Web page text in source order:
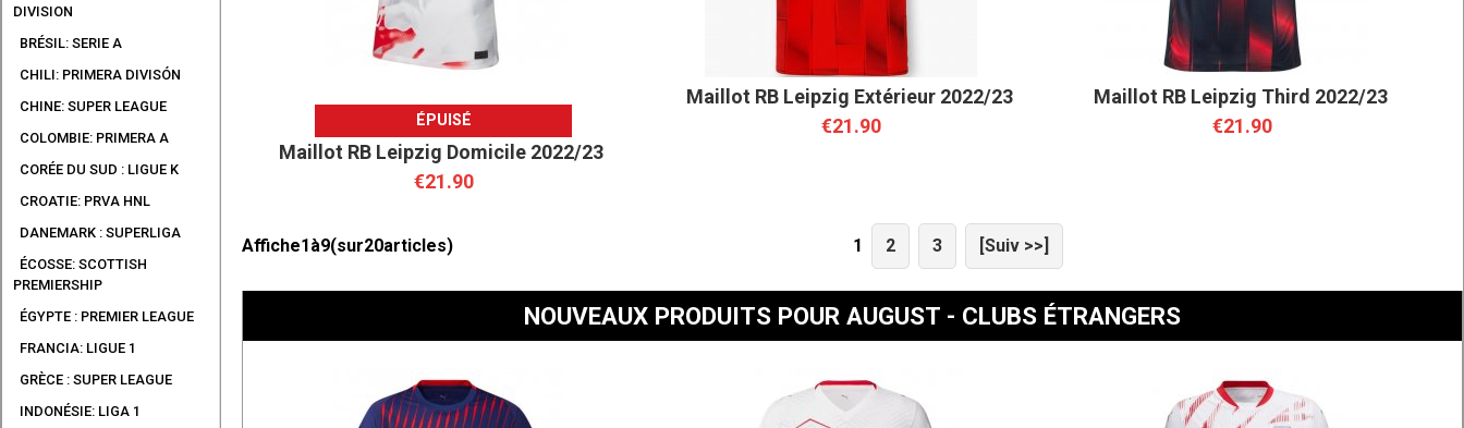
DIVISION
BRÉSIL: SERIE A
CHILI: PRIMERA DIVISÓN
CHINE: SUPER LEAGUE
COLOMBIE: PRIMERA A
CORÉE DU SUD : LIGUE K
CROATIE: PRVA HNL
DANEMARK : SUPERLIGA
ÉCOSSE: SCOTTISH
PREMIERSHIP
ÉGYPTE : PREMIER LEAGUE
FRANCIA: LIGUE 1
GRÈCE : SUPER LEAGUE
INDONÉSIE: LIGA 1
ÉPUISÉ
Maillot RB Leipzig Domicile 2022/23
€21.90
Maillot RB Leipzig Extérieur 2022/23
€21.90
Maillot RB Leipzig Third 2022/23
€21.90
Affiche1 à9(sur20articles) 1 2 3 [Suiv >>]
NOUVEAUX PRODUITS POUR AUGUST - CLUBS ÉTRANGERS